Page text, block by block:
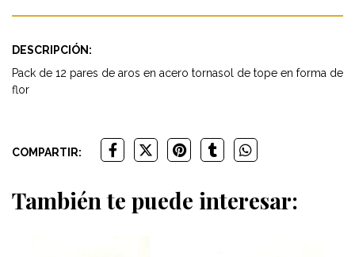
DESCRIPCIÓN:
Pack de 12 pares de aros en acero tornasol de tope en forma de
flor
COMPARTIR:
También te puede interesar: